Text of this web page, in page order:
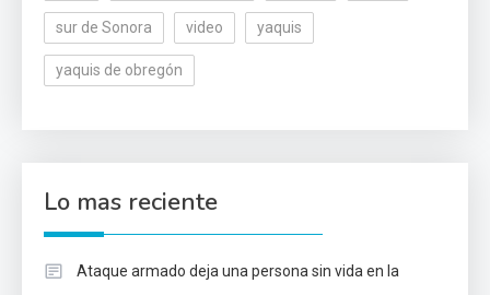
sur de Sonora video yaquis
yaquis de obregón
Lo mas reciente
Ataque armado deja una persona sin vida en la